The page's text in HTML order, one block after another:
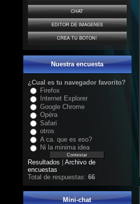
CHAT
EDITOR DE IMAGENES
CREA TU BOTON!
Nuestra encuesta
¿Cual es tu navegador favorito?
Firefox
Internet Explorer
Google Chrome
Opéra
Safari
otros
A ca. que es eso?
Ni la minima idea
Resultados
Archivo de
encuestas
Total de respuestas: 66
Mini-chat